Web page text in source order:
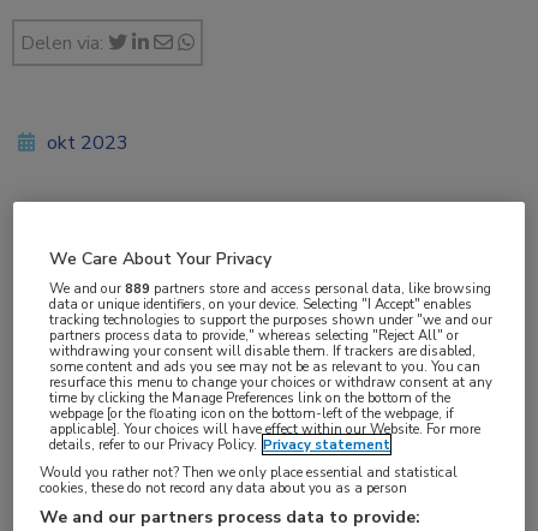
Delen via:
okt 2023
Reumatologie
Aandachtsgebieden:
Juveniele idiopathische artritis
Tags:
biologicals
methotrexaat uveïtis
We Care About Your Privacy
We and our889 partners store and access personal data, like browsing
data or unique identifiers, on your device. Selecting "I Accept" enables
tracking technologies to support the purposes shown under "we and our
partners process data to provide," whereas selecting "Reject All" or
withdrawing your consent will disable them. If trackers are disabled,
some content and ads you see may not be as relevant to you. You can
resurface this menu to change your choices or withdraw consent at any
time by clicking the Manage Preferences link on the bottom of the
webpage [or the floating icon on the bottom-left of the webpage, if
applicable]. Your choices will have effect within our Website. For more
details, refer to our Privacy Policy. Privacy statement
Would you rather not? Then we only place essential and statistical
cookies, these do not record any data about you as a person
We and our partners process data to provide: